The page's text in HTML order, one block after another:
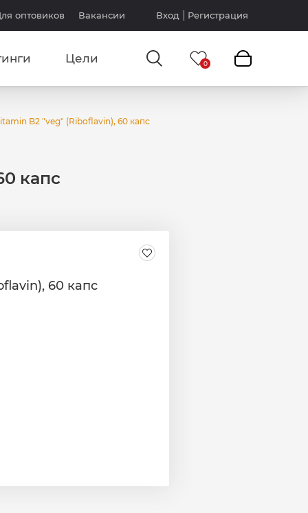
оптовиков Вакансии Вход Регистрация
Цели
B2 "veg" (Riboflavin), 60 капс
капс
60 капс